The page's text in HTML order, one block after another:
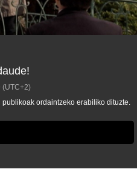
(UTC+2)
ordaintzeko erabiliko dituzte.